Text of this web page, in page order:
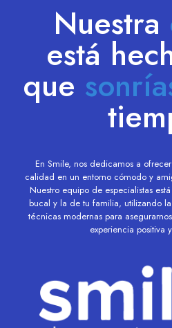
Nuestra
está
que
En Smile, nos dedicamos a
calidad en un entorno cómodo y
Nuestro equipo de especialistas
bucal y la de tu familia, utilizando
técnicas modernas para
experiencia positiva